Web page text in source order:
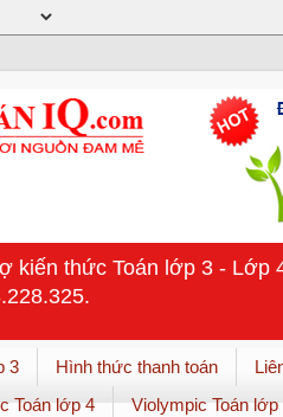
kiến thức Toán lớp 3 - Lớp
3 Hình thức thanh toán
Toán lớp 4
Violympic Toán lớp